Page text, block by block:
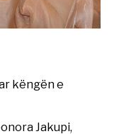
këngën e
Jakupi,